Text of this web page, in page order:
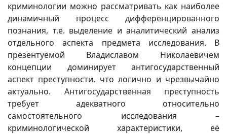
криминологии можно рассматривать как наиболее
динамичный процесс дифференцированного
познания, т.е. выделение и аналитический анализ
отдельного аспекта предмета исследования. В
презентуемой Владиславом Николаевичем
концепции доминирует антигосударственный
аспект преступности, что логично и чрезвычайно
актуально. Антигосударственная преступность
требует адекватного относительно
самостоятельного исследования –
криминологической характеристики, её